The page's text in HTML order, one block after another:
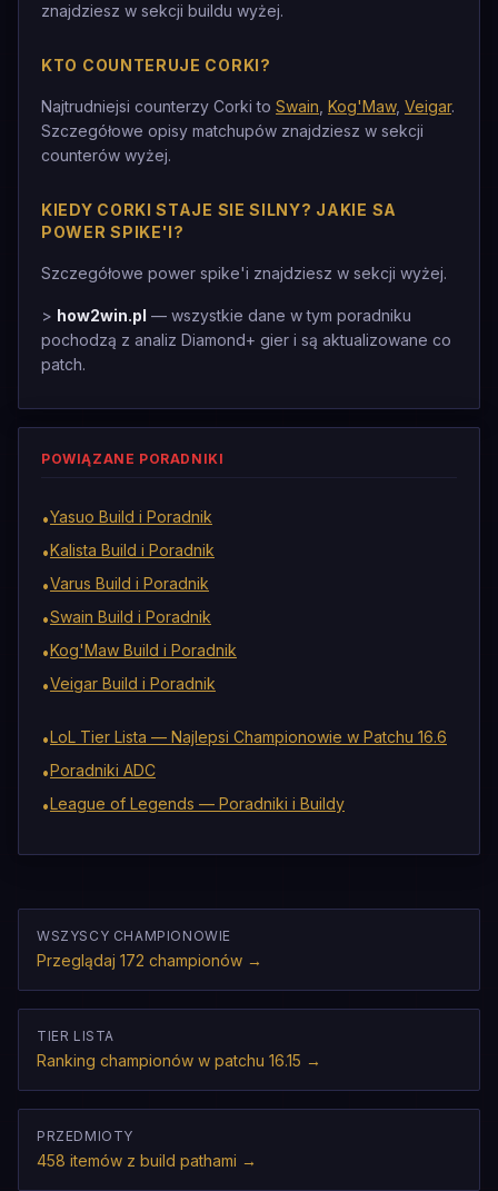
znajdziesz w sekcji buildu wyżej.
KTO COUNTERUJE CORKI?
Najtrudniejsi counterzy Corki to Swain Kog'Maw, Veigar.
Szczegółowe opisy matchupów znajdziesz w sekcji
counterów wyżej.
KIEDY CORKI STAJE SIE SILNY? JAKIE SA
POWER SPIKE'I?
Szczegółowe power spike'i znajdziesz w sekcji wyżej.
> how2win.pl — wszystkie dane w tym poradniku
pochodzą z analiz Diamond+ gier i są aktualizowane co
patch.
POWIĄZANE PORADNIKI
•Yasuo Build i Poradnik
•Kalista Build i Poradnik
•Varus Build i Poradnik
•Swain Build i Poradnik
•Kog'Maw Build i Poradnik
•Veigar Build i Poradnik
•LoL Tier Lista — Najlepsi Championowie w Patchu 16.6
•Poradniki ADC
•League of Legends — Poradniki i Buildy
WSZYSCY CHAMPIONOWIE
Przeglądaj 172 championów →
TIER LISTA
Ranking championów w patchu 16.15 →
PRZEDMIOTY
458 itemów z build pathami →